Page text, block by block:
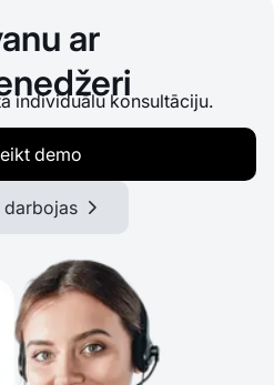
ar
individuālu konsultāciju.
demo
darbojas